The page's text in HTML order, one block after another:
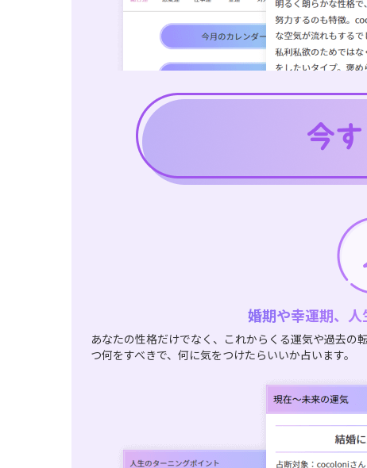
婚期や幸運期、
あなたの性格だけでなく、これからくる運気や過去の
つ何をすべきで、何に気をつけたらいいか占います。